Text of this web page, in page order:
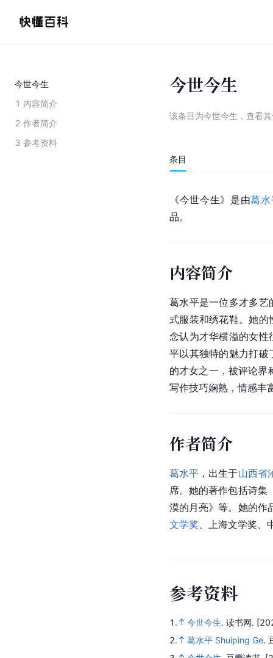
今世今生
1 内容简介
2 作者简介
3 参考资料
今世今生
该条目为今世今生 ， 查看
条目
《今世今生》是由葛水
品。
内容简介
葛水平是一位多才多艺
式服装和绣花鞋。她的
念认为才华横溢的女性
平以其独特的魅力打破
的才女之一，被评论界
写作技巧娴熟，情感丰
作者简介
葛水平 ，出生于山西省
席。她的著作包括诗集
漠的月亮》等。她的作
文学奖 、上海文学奖
参考资料
1. 今世今生. 读书网.
2.
葛水平 Shuiping Ge.